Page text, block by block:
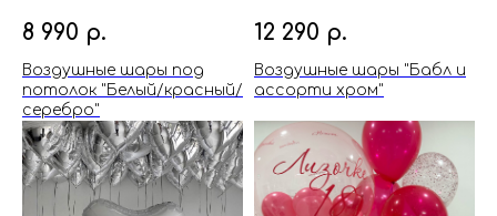
8 990 р.
Воздушные шары под
потолок "Белый/красный/
серебро"
12 290 р.
Воздушные шары "Бабл и
ассорти хром"